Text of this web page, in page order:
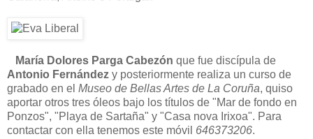
María Dolores Parga Cabezón que fue discípula de
Antonio Fernández y posteriormente realiza un curso de
grabado en el Museo de Bellas Artes de La Coruña, quiso
aportar otros tres óleos bajo los títulos de "Mar de fondo en
Ponzos", "Playa de Sartaña" y "Casa nova Irixoa". Para
contactar con ella tenemos este móvil 646373206.